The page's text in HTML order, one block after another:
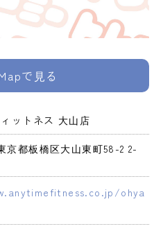
で見る
ットネス 大山店
京都板橋区大山東町58-2 2-
ohya